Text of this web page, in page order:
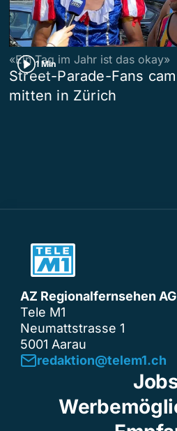
1 Min
«Ein Tag im Jahr ist das okay»
Street-Parade-Fans
mitten in Zürich
AZ Regionalfernsehen AG
Tele M1
Neumattstrasse 1
5001 Aarau
redaktion@telem1.ch